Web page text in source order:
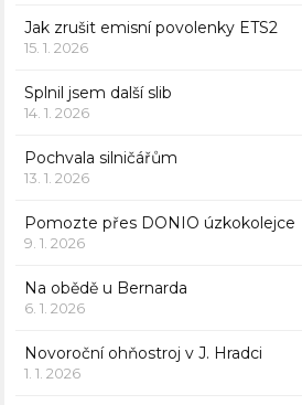
Jak zrušit emisní povolenky ETS2
15. 1. 2026
Splnil jsem další slib
14. 1. 2026
Pochvala silničářům
13. 1. 2026
Pomozte přes DONIO úzkokolejce
9. 1. 2026
Na obědě u Bernarda
6. 1. 2026
Novoroční ohňostroj v J. Hradci
1. 1. 2026